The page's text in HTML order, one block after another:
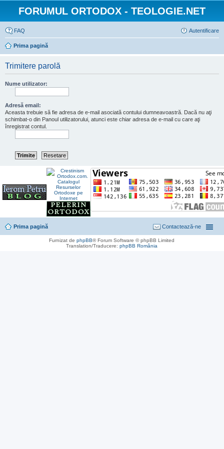
FORUMUL ORTODOX - TEOLOGIE.NET
FAQ Autentificare
Prima pagină
Trimitere parolă
Nume utilizator:
Adresă email:
Aceasta trebuie să fie adresa de e-mail asociată contului dumneavoastră. Dacă nu aţi
schimbat-o din Panoul utilizatorului, atunci este chiar adresa de e-mail cu care aţi
înregistrat contul.
Prima pagină Contactează-ne
Furnizat dephpBB® Forum Software © phpBB Limited
Translation/Traducere:phpBB România